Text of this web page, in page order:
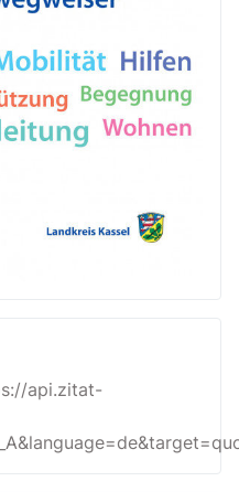
api.zitat-